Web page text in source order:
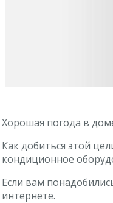
Хорошая погода в
Как добиться этой
кондиционное
Если вам
интернете.